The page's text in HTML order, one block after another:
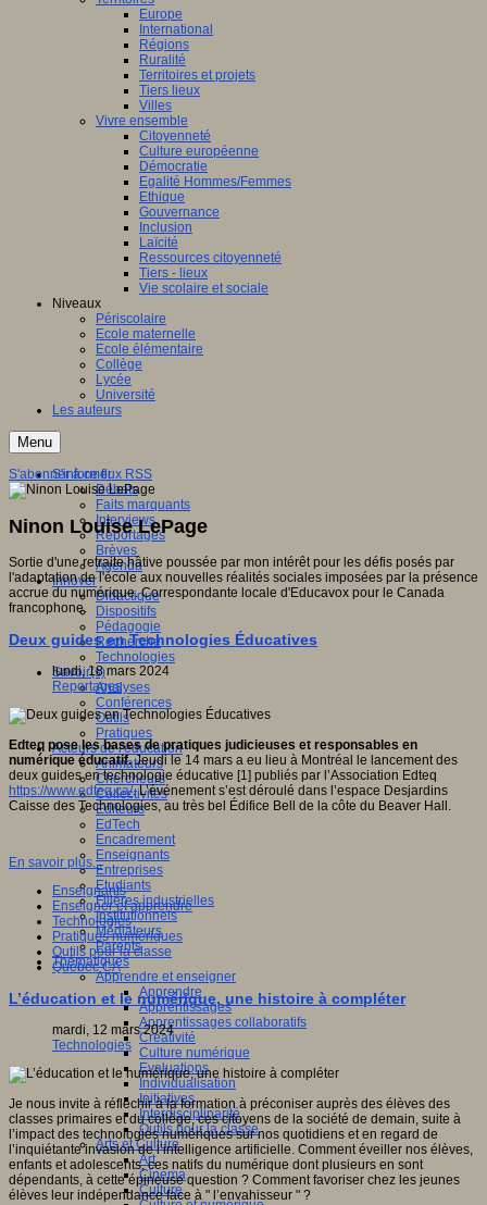
Europe
International
Régions
Ruralité
Territoires et projets
Tiers lieux
Villes
Vivre ensemble
Citoyenneté
Culture européenne
Démocratie
Egalité Hommes/Femmes
Ethique
Gouvernance
Inclusion
Laïcité
Ressources citoyenneté
Tiers - lieux
Vie scolaire et sociale
Niveaux
Périscolaire
Ecole maternelle
Ecole élémentaire
Collège
Lycée
Université
Les auteurs
Menu
S'informer
Débats
Faits marquants
Interviews
Reportages
Brèves
Agenda
Innover
Didactique
Dispositifs
Pédagogie
Recherche
Technologies
Savoir(s)
Analyses
Conférences
Outils
Pratiques
Acteurs de l'éducation
Animateurs
Chercheurs
Collectivités
Editeurs
EdTech
Encadrement
Enseignants
Entreprises
Etudiants
Filières industrielles
Institutionnels
Médiateurs
Parents
Thématiques
Apprendre et enseigner
Apprendre
Apprentissages
Apprentissages collaboratifs
Créativité
Culture numérique
Evaluations
Individualisation
Initiatives
Interdisciplinarité
Outils pour la classe
Arts et Culture
Art
Cinéma
Culture
S'abonner à ce flux RSS
Ninon Louise LePage
Sortie d'une retraite hâtive poussée par mon intérêt pour les défis posés par
l'adaptation de l'école aux nouvelles réalités sociales imposées par la présence
accrue du numérique. Correspondante locale d'Educavox pour le Canada
francophone.
Deux guides en Technologies Éducatives
lundi, 18 mars 2024
Reportages
Edteq pose les bases de pratiques judicieuses et responsables en
numérique éducatif.Jeudi le 14 mars a eu lieu à Montréal le lancement des
deux guides en technologie éducative [1] publiés par l’Association Edteq
https://www.edteq.ca/. L’événement s’est déroulé dans l’espace Desjardins
Caisse des Technologies, au très bel Édifice Bell de la côte du Beaver Hall.
En savoir plus...
Enseignants
Enseigner et apprendre
Technologies
Pratiques numériques
Outils pour la classe
Québec CA
L’éducation et le numérique, une histoire à compléter
mardi, 12 mars 2024
Technologies
Je nous invite à réfléchir à la formation à préconiser auprès des élèves des
classes primaires et du collège, ces citoyens de la société de demain, suite à
l’impact des technologies numériques sur nos quotidiens et en regard de
l’inquiétante invasion de l’intelligence artificielle. Comment éveiller nos élèves,
enfants et adolescents, ces natifs du numérique dont plusieurs en sont
dépendants, à cette épineuse question ? Comment favoriser chez les jeunes
élèves leur indépendance face à " l’envahisseur " ?